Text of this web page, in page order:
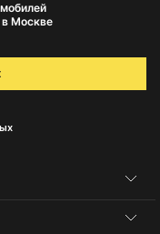
Москве